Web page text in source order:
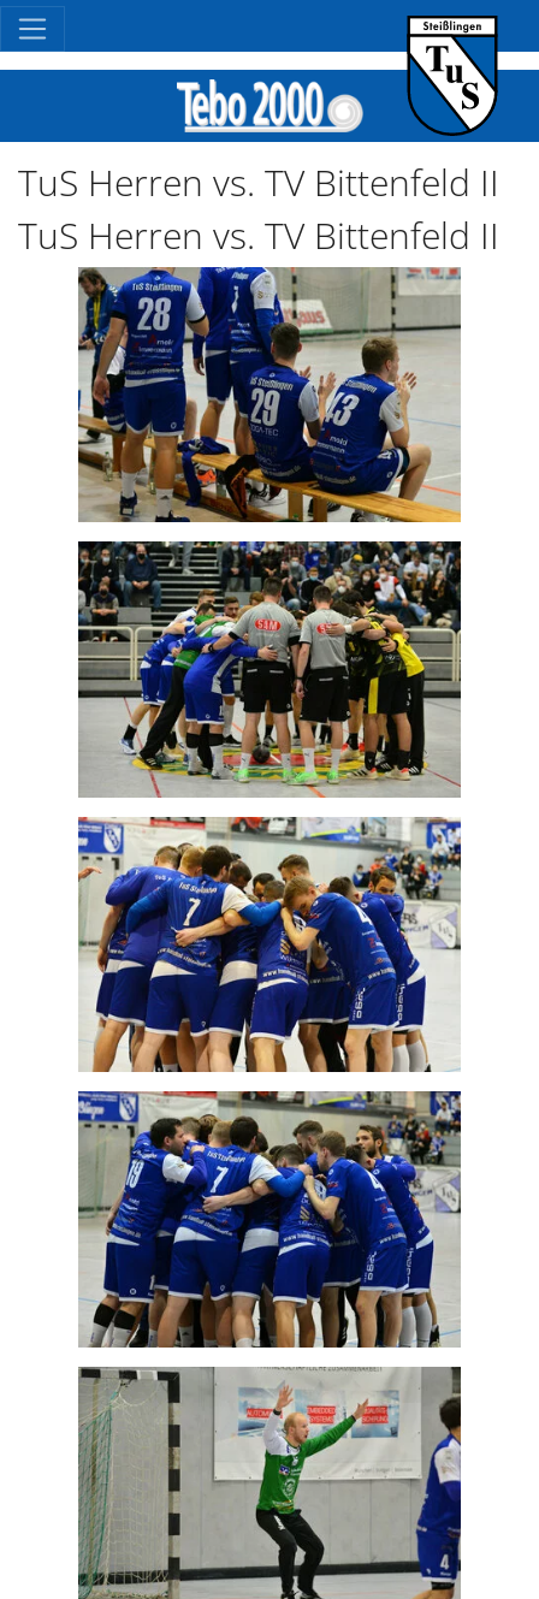
TuS Herren vs. TV Bittenfeld II
TuS Herren vs. TV Bittenfeld II